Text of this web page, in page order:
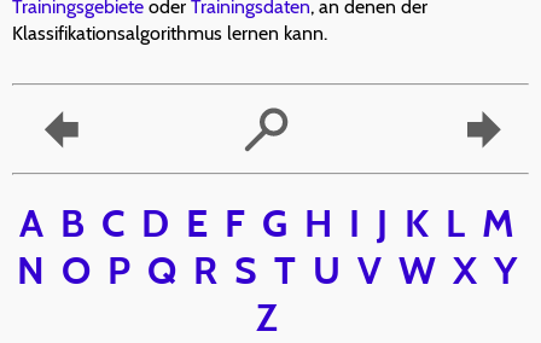
Trainingsgebiete oder Trainingsdaten, an denen der
Klassifikationsalgorithmus lernen kann.
A B C D E F G H I J K L M
N O P Q R S T U V W X Y
Z